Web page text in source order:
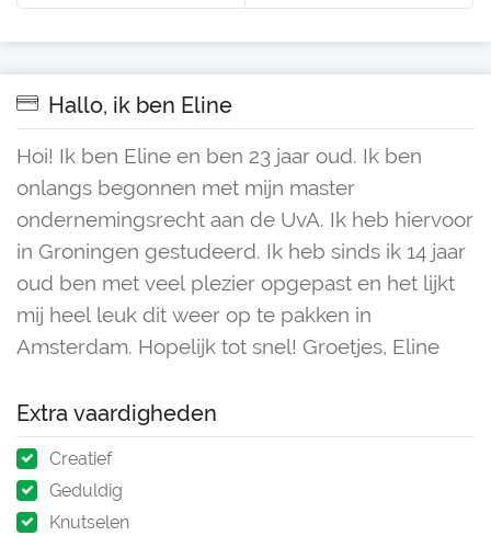
Hallo, ik ben Eline
Hoi! Ik ben Eline en ben 23 jaar oud. Ik ben
onlangs begonnen met mijn master
ondernemingsrecht aan de UvA. Ik heb hiervoor
in Groningen gestudeerd. Ik heb sinds ik 14 jaar
oud ben met veel plezier opgepast en het lijkt
mij heel leuk dit weer op te pakken in
Amsterdam. Hopelijk tot snel! Groetjes, Eline
Extra vaardigheden
Creatief
Geduldig
Knutselen